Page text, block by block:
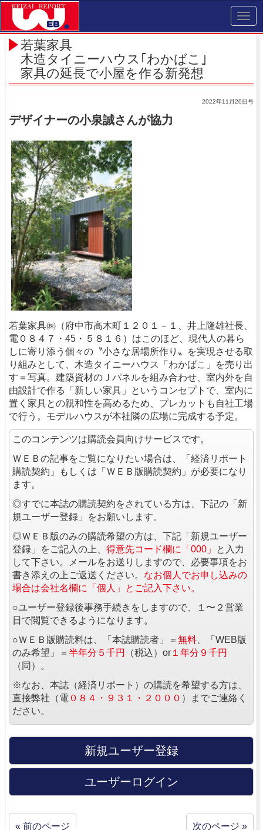
若葉家具
木造タイニーハウス｢わかばこ｣
家具の延長で小屋を作る新発想
2022年11月20日号
デザイナーの小泉誠さんが協力
若葉家具㈱（府中市高木町１２０１－１、井上隆雄社長、
電０８４７・45・５８１６）はこのほど、現代人の暮ら
しに寄り添う個々の〝小さな居場所作り〟を実現させる取
り組みとして、木造タイニーハウス「わかばこ」を売り出
す＝写真。建築資材のＪパネルを組み合わせ、室内外を自
由設計で作る「新しい家具」というコンセプトで、室内に
置く家具との親和性を高めるため、プレカットも自社工場
で行う。モデルハウスが本社隣の広場に完成する予定。
このコンテンツは購読会員向けサービスです。
ＷＥＢの記事をご覧になりたい場合は、「経済リポート
購読契約」もしくは「ＷＥＢ版購読契約」が必要になり
ます。
◎すでに本誌の購読契約をされている方は、下記の「新
規ユーザー登録」をお願いします。
◎ＷＥＢ版のみの購読希望の方は、下記「新規ユーザー
登録」をご記入の上、 得意先コード欄に「000」
と入力
して下さい。メールをお送りしますので、必要事項をお
書き添えの上ご返送ください。 なお個人でお申し込みの
場合は会社名欄に「個人」とご記入下さい。
○ユーザー登録後事務手続きをしますので、１〜２営業
日で閲覧できるようになります。
○ＷＥＢ版購読料は、「本誌購読者」＝ 無料 、「WEB版
のみ希望」＝ 半年分５千円 （税込）or １年分９千円
（同）。
※なお、本誌（経済リポート）の購読を希望する方は、
直接弊社（電 ０８４・９３１・２０００ ）までご連絡く
ださい。
新規ユーザー登録
ユーザーログイン
« 前のページ 次のページ »